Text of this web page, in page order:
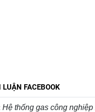
LUẬN FACEBOOK
Hệ thống gas công